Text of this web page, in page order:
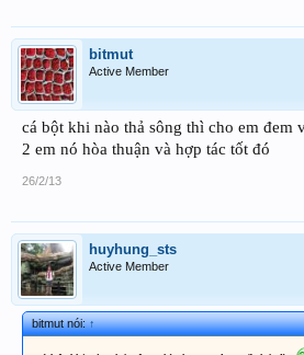
bitmut
Active Member
cá bột khi nào thả sông thì cho em đem
2 em nó hòa thuận và hợp tác tốt đó
26/2/13
huyhung_sts
Active Member
bitmut nói:↑